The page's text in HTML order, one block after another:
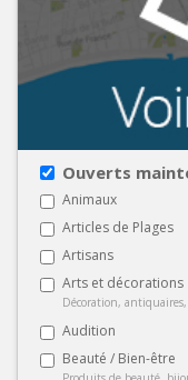
Ouverts
Animaux
Articles de Plages
Artisans
Arts et décorations
Décoration,
Audition
Beauté / Bien-être